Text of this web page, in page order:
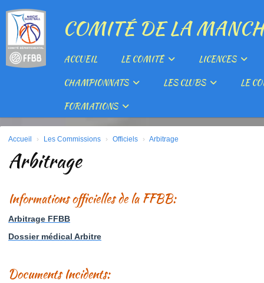
COMITÉ DE LA
ACCUEIL LE COMITÉ
LICENCES
CHAMPIONNATS
LES CLUBS
LE
FORMATIONS
Accueil Les Commissions Officiels Arbitrage
Arbitrage
Informations officielles de la FFBB:
Arbitrage FFBB
Dossier médical Arbitre
Documents Incidents: